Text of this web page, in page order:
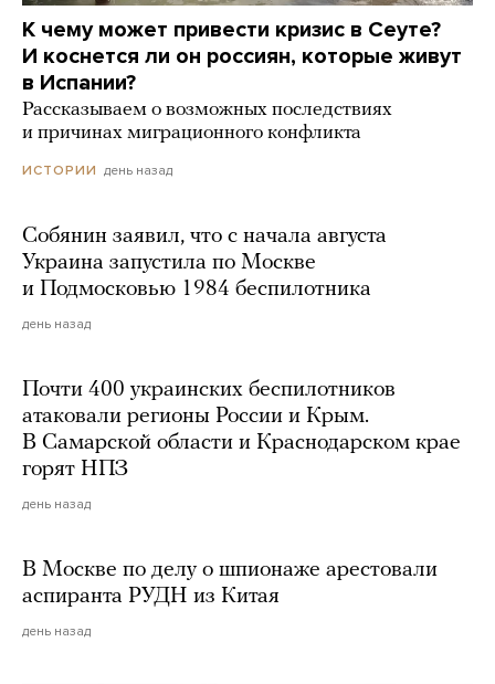
К чему может привести кризис в Сеуте?
И коснется ли он россиян, которые живут
в Испании?
Рассказываем о возможных последствиях
и причинах миграционного конфликта
ИСТОРИИ день назад
Собянин заявил, что с начала августа
Украина запустила по Москве
и Подмосковью 1984 беспилотника
день назад
Почти 400 украинских беспилотников
атаковали регионы России и Крым.
В Самарской области и Краснодарском крае
горят НПЗ
день назад
В Москве по делу о шпионаже арестовали
аспиранта РУДН из Китая
день назад